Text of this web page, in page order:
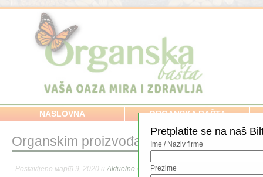
NASLOVNA ORGANSKA BAŠTA
Organskim proizvođačima podsticaji
Postavljeno март 9, 2020 u Aktuelno //
Pretplatite se na naš
Ime / Naziv firme
Prezime